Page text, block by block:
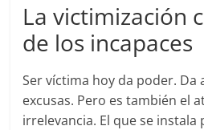
La victimización
de los incapaces
Ser víctima hoy da poder. Da
excusas. Pero es también el
irrelevancia. El que se